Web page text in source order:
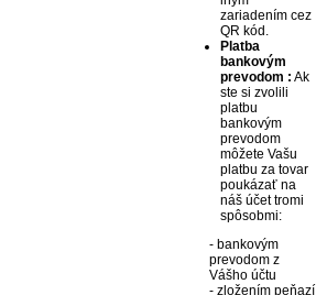
zariadením cez
QR kód.
Platba
bankovým
prevodom : Ak
ste si zvolili
platbu
bankovým
prevodom
môžete Vašu
platbu za tovar
poukázať na
náš účet tromi
spôsobmi:
- bankovým
prevodom z
Vášho účtu
- zložením peňazí